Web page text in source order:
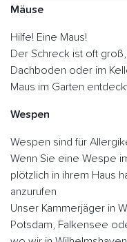
Mäuse
Hilfe! Eine Maus!
Der Schreck ist oft
Dachboden oder im
Maus im Garten
Wespen
Wespen sind für
Wenn Sie eine Wespe
plötzlich in ihrem Haus
anzurufen
Unser Kammerjäger in
Potsdam, Falkensee